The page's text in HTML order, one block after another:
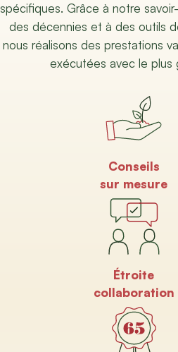
spécifiques. Grâce à notre
des décennies et à des outils
nous réalisons des prestations
exécutées avec le plus
Conseils
sur mesure
Étroite
collaboration